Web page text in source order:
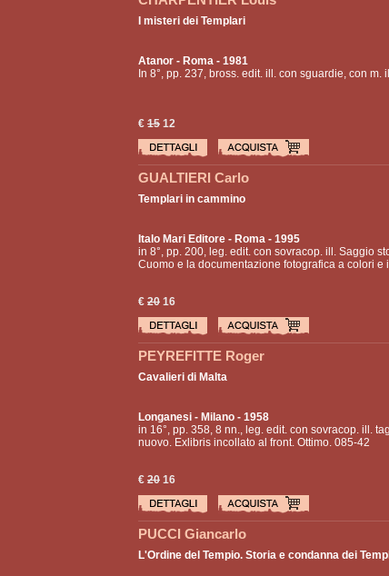
I misteri dei Templari
Atanor - Roma - 1981
In 8°, pp. 237, bross. edit. ill. con sguardie, con m.
€ 15 12
GUALTIERI Carlo
Templari in cammino
Italo Mari Editore - Roma - 1995
in 8°, pp. 200, leg. edit. con sovracop. ill. Saggio
Cuomo e la documentazione fotografica a colori e
€ 20 16
PEYREFITTE Roger
Cavalieri di Malta
Longanesi - Milano - 1958
in 16°, pp. 358, 8 nn., leg. edit. con sovracop. ill.
nuovo. Exlibris incollato al front. Ottimo. 085-42
€ 20 16
PUCCI Giancarlo
L'Ordine del Tempio. Storia e condanna dei